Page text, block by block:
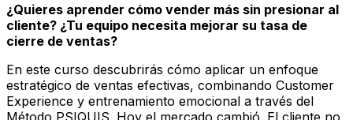
¿Quieres aprender cómo vender más sin presionar al
cliente? ¿Tu equipo necesita mejorar su tasa de
cierre de ventas?
En este curso descubrirás cómo aplicar un enfoque
estratégico de ventas efectivas, combinando Customer
Experience y entrenamiento emocional a través del
Método PSIQUIS. Hoy el mercado cambió. El cliente no